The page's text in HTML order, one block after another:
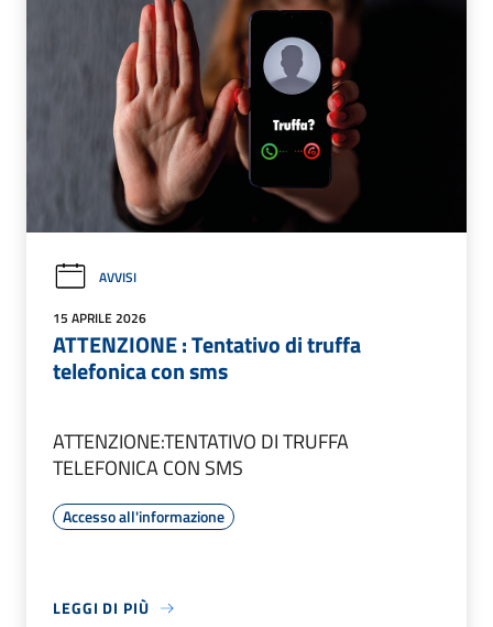
AVVISI
15 APRILE 2026
ATTENZIONE : Tentativo di truffa
telefonica con sms
ATTENZIONE:TENTATIVO DI TRUFFA
TELEFONICA CON SMS
Accesso all'informazione
LEGGI DI PIÙ